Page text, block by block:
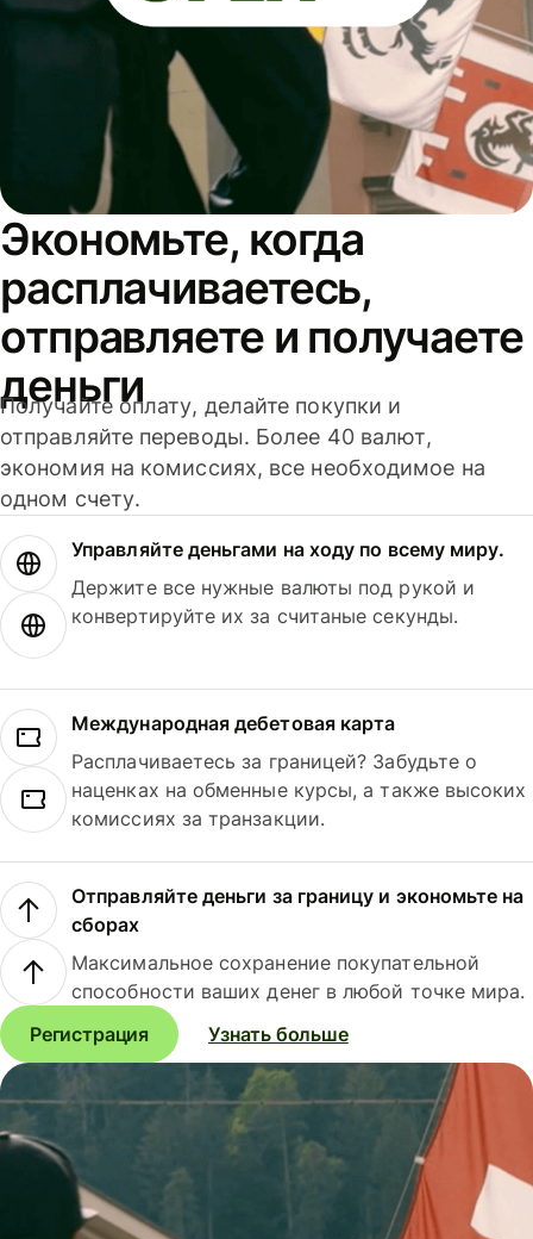
Экономьте, когда
расплачиваетесь,
отправляете и получаете
деньги
Получайте оплату, делайте покупки и
отправляйте переводы. Более 40 валют,
экономия на комиссиях, все необходимое на
одном счету.
Управляйте деньгами на ходу по всему миру.
Держите все нужные валюты под рукой и
конвертируйте их за считаные секунды.
Международная дебетовая карта
Расплачиваетесь за границей? Забудьте о
наценках на обменные курсы, а также высоких
комиссиях за транзакции.
Отправляйте деньги за границу и экономьте на
сборах
Максимальное сохранение покупательной
способности ваших денег в любой точке мира.
Регистрация
Узнать больше